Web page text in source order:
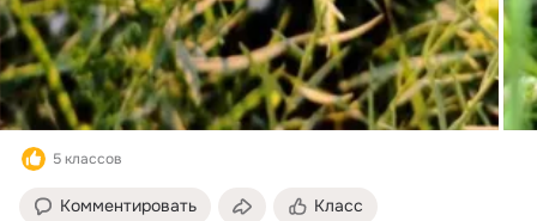
5 классов
Комментировать Класс